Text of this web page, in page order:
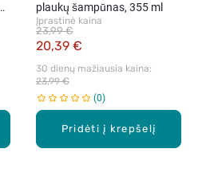
Pridėti į krepšelį
plaukų šampūnas, 355 ml
Įprastinė kaina
20,39 €
23,99 €
30 dienų mažiausia kaina:
23,99 €
0